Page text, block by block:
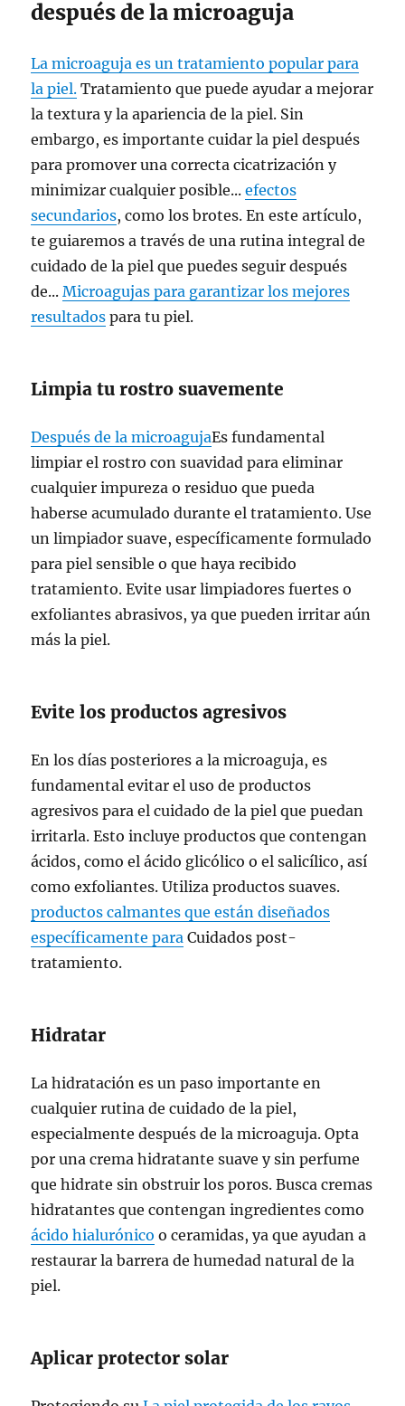
después de la microaguja
La microaguja es un tratamiento popular para
la piel. Tratamiento que puede ayudar a mejorar
la textura y la apariencia de la piel. Sin
embargo, es importante cuidar la piel después
para promover una correcta cicatrización y
minimizar cualquier posible...efectos
secundarios, como los brotes. En este artículo,
te guiaremos a través de una rutina integral de
cuidado de la piel que puedes seguir después
de...Microagujas para garantizar los mejores
resultados para tu piel.
Limpia tu rostro suavemente
Después de la microagujaEs fundamental
limpiar el rostro con suavidad para eliminar
cualquier impureza o residuo que pueda
haberse acumulado durante el tratamiento. Use
un limpiador suave, específicamente formulado
para piel sensible o que haya recibido
tratamiento. Evite usar limpiadores fuertes o
exfoliantes abrasivos, ya que pueden irritar aún
más la piel.
Evite los productos agresivos
En los días posteriores a la microaguja, es
fundamental evitar el uso de productos
agresivos para el cuidado de la piel que puedan
irritarla. Esto incluye productos que contengan
ácidos, como el ácido glicólico o el salicílico, así
como exfoliantes. Utiliza productos suaves.
productos calmantes que están diseñados
específicamente para Cuidados post-
tratamiento.
Hidratar
La hidratación es un paso importante en
cualquier rutina de cuidado de la piel,
especialmente después de la microaguja. Opta
por una crema hidratante suave y sin perfume
que hidrate sin obstruir los poros. Busca cremas
hidratantes que contengan ingredientes como
ácido hialurónico o ceramidas, ya que ayudan a
restaurar la barrera de humedad natural de la
piel.
Aplicar protector solar